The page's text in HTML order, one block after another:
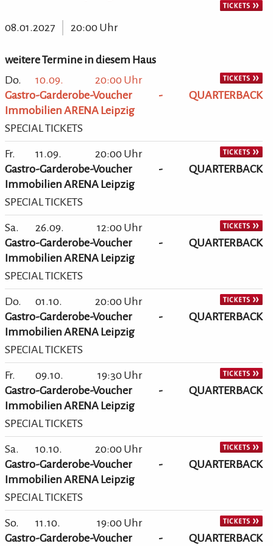
08.01.2027 20:00 Uhr
weitere Termine in diesem Haus
Do.
10.09.
20:00 Uhr
Gastro-Garderobe-Voucher - QUARTERBACK
Immobilien ARENA Leipzig
SPECIAL TICKETS
Fr. 11.09.
20:00 Uhr
Gastro-Garderobe-Voucher - QUARTERBACK
Immobilien ARENA Leipzig
SPECIAL TICKETS
Sa. 26.09.
12:00 Uhr
Gastro-Garderobe-Voucher - QUARTERBACK
Immobilien ARENA Leipzig
SPECIAL TICKETS
Do. 01.10.
20:00 Uhr
Gastro-Garderobe-Voucher - QUARTERBACK
Immobilien ARENA Leipzig
SPECIAL TICKETS
Fr. 09.10.
19:30 Uhr
Gastro-Garderobe-Voucher - QUARTERBACK
Immobilien ARENA Leipzig
SPECIAL TICKETS
Sa. 10.10.
20:00 Uhr
Gastro-Garderobe-Voucher - QUARTERBACK
Immobilien ARENA Leipzig
SPECIAL TICKETS
So. 11.10.
19:00 Uhr
Gastro-Garderobe-Voucher - QUARTERBACK